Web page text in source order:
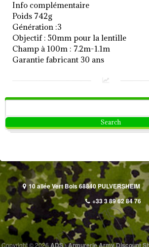
Info complémentaire
Poids 742g
Génération :3
Objectif : 50mm pour la lentille
Champ à 100m : 7.2m-1.1m
Garantie fabricant 30 ans
10 allée Vert Bois 68840 PULVERSHEIM
+33 3 89 62 84 76
Copyright © 2026ADS : Armurerie Army Discount